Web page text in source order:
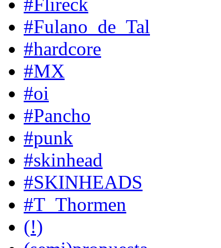
#Flireck
#Fulano_de_Tal
#hardcore
#MX
#oi
#Pancho
#punk
#skinhead
#SKINHEADS
#T_Thormen
(!)